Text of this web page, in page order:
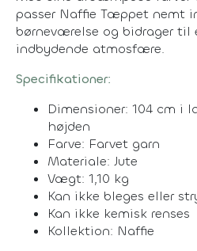
passer Naffie Tæppet nemt
børneværelse og bidrager til
indbydende atmosfære.
Specifikationer:
Dimensioner: 104 cm i
højden
Farve: Farvet garn
Materiale: Jute
Vægt: 1,10 kg
Kan ikke bleges eller
Kan ikke kemisk renses
Kollektion: Naffie